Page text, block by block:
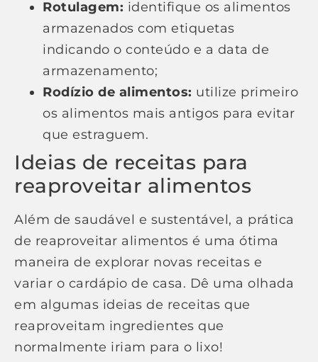
Rotulagem: identifique os alimentos
armazenados com etiquetas
indicando o conteúdo e a data de
armazenamento;
Rodízio de alimentos: utilize primeiro
os alimentos mais antigos para evitar
que estraguem.
Ideias de receitas para
reaproveitar alimentos
Além de saudável e sustentável, a prática
de reaproveitar alimentos é uma ótima
maneira de explorar novas receitas e
variar o cardápio de casa. Dê uma olhada
em algumas ideias de receitas que
reaproveitam ingredientes que
normalmente iriam para o lixo!